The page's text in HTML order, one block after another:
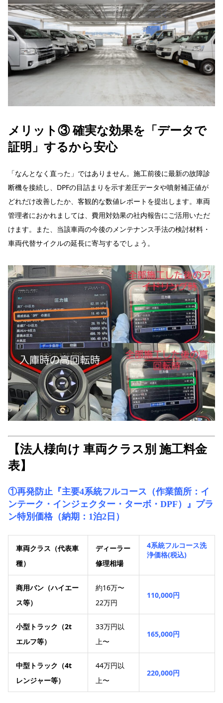
メリット③ 確実な効果を「データで
証明」するから安心
「なんとなく直った」ではありません。施工前後に最新の故障診
断機を接続し、DPFの目詰まりを示す差圧データや噴射補正値が
どれだけ改善したか、客観的な数値レポートを提出します。車両
管理者におかれましては、費用対効果の社内報告にご活用いただ
けます。また、当該車両の今後のメンテナンス手法の検討材料・
車両代替サイクルの延長に寄与するでしょう。
【法人様向け 車両クラス別 施工料金
表】
①再発防止『主要4系統フルコース（作業箇所：イ
ンテーク・インジェクター・ターボ・DPF）』プラ
ン特別価格（納期：1泊2日）
車両クラス（代表車
種）
ディーラー
修理相場
4系統フルコース洗
浄価格(税込)
商用バン（ハイエー
ス等）
約16万〜
22万円
110,000円
小型トラック（2t
エルフ等）
33万円以
上〜
165,000円
中型トラック（4t
レンジャー等）
44万円以
上〜
220,000円